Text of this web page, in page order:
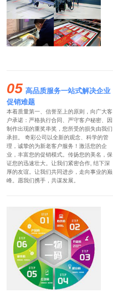
05 高品质服务一站式解决企业
促销难题
本着质量第一、信誉至上的原则，向广大客
户承诺：严格执行合同、严守客户秘密、因
制作出现的重奖串奖，您所受的损失由我们
承担。 奇彩公司以全新的观念、科学的管
理，诚挚的为新老客户服务！激活您的企
业，丰富您的促销模式。传扬您的美名，保
证您的迅速壮大。让我们紧密合作, 结下深
厚的友谊。让我们共同进步，走向事业的巅
峰。愿我们携手，共谋发展。